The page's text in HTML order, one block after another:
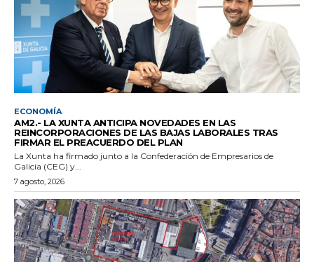
ECONOMÍA
AM2.- LA XUNTA ANTICIPA NOVEDADES EN LAS
REINCORPORACIONES DE LAS BAJAS LABORALES TRAS
FIRMAR EL PREACUERDO DEL PLAN
La Xunta ha firmado junto a la Confederación de Empresarios de
Galicia (CEG) y...
7 agosto, 2026